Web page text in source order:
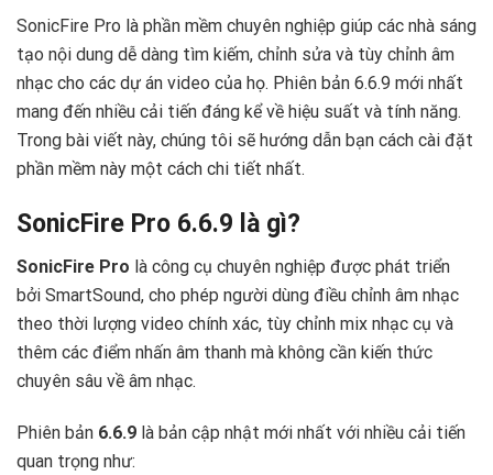
SonicFire Pro là phần mềm chuyên nghiệp giúp các nhà sáng
tạo nội dung dễ dàng tìm kiếm, chỉnh sửa và tùy chỉnh âm
nhạc cho các dự án video của họ. Phiên bản 6.6.9 mới nhất
mang đến nhiều cải tiến đáng kể về hiệu suất và tính năng.
Trong bài viết này, chúng tôi sẽ hướng dẫn bạn cách cài đặt
phần mềm này một cách chi tiết nhất.
SonicFire Pro 6.6.9 là gì?
SonicFire Pro là công cụ chuyên nghiệp được phát triển
bởi SmartSound, cho phép người dùng điều chỉnh âm nhạc
theo thời lượng video chính xác, tùy chỉnh mix nhạc cụ và
thêm các điểm nhấn âm thanh mà không cần kiến thức
chuyên sâu về âm nhạc.
Phiên bản 6.6.9 là bản cập nhật mới nhất với nhiều cải tiến
quan trọng như: